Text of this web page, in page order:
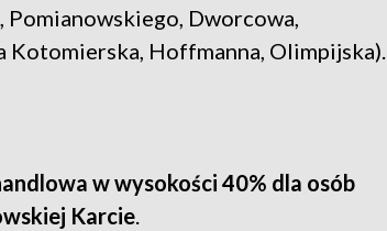
Pomianowskiego, Dworcowa,
Kotomierska, Hoffmanna, Olimpijska).
w wysokości 40% dla osób
Karcie.